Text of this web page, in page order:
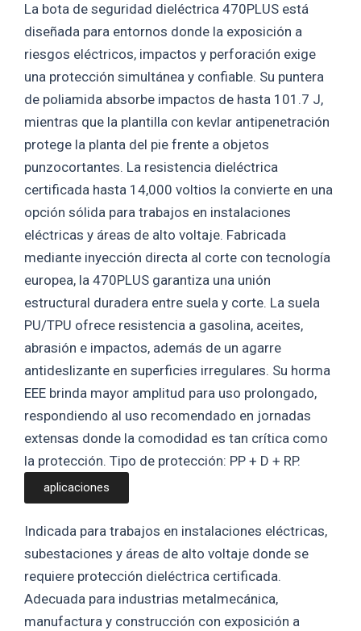
La bota de seguridad dieléctrica 470PLUS está
diseñada para entornos donde la exposición a
riesgos eléctricos, impactos y perforación exige
una protección simultánea y confiable. Su puntera
de poliamida absorbe impactos de hasta 101.7 J,
mientras que la plantilla con kevlar antipenetración
protege la planta del pie frente a objetos
punzocortantes. La resistencia dieléctrica
certificada hasta 14,000 voltios la convierte en una
opción sólida para trabajos en instalaciones
eléctricas y áreas de alto voltaje. Fabricada
mediante inyección directa al corte con tecnología
europea, la 470PLUS garantiza una unión
estructural duradera entre suela y corte. La suela
PU/TPU ofrece resistencia a gasolina, aceites,
abrasión e impactos, además de un agarre
antideslizante en superficies irregulares. Su horma
EEE brinda mayor amplitud para uso prolongado,
respondiendo al uso recomendado en jornadas
extensas donde la comodidad es tan crítica como
la protección. Tipo de protección: PP + D + RP.
aplicaciones
Indicada para trabajos en instalaciones eléctricas,
subestaciones y áreas de alto voltaje donde se
requiere protección dieléctrica certificada.
Adecuada para industrias metalmecánica,
manufactura y construcción con exposición a